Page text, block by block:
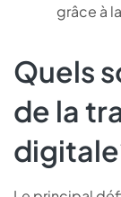
grâce à
Quels
de la